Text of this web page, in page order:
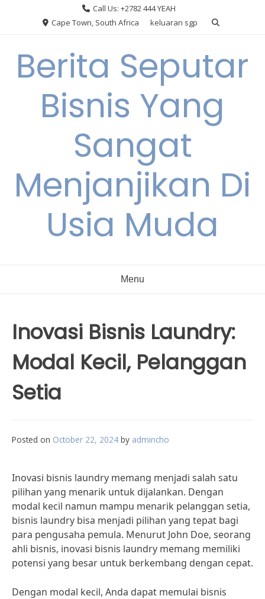
Call Us: +2782 444 YEAH
Cape Town, South Africa
keluaran sgp
Berita Seputar
Bisnis Yang
Sangat
Menjanjikan Di
Usia Muda
Menu
Inovasi Bisnis Laundry:
Modal Kecil, Pelanggan
Setia
Posted on October 22, 2024 by admincho
Inovasi bisnis laundry memang menjadi salah satu
pilihan yang menarik untuk dijalankan. Dengan
modal kecil namun mampu menarik pelanggan setia,
bisnis laundry bisa menjadi pilihan yang tepat bagi
para pengusaha pemula. Menurut John Doe, seorang
ahli bisnis, inovasi bisnis laundry memang memiliki
potensi yang besar untuk berkembang dengan cepat.
Dengan modal kecil, Anda dapat memulai bisnis